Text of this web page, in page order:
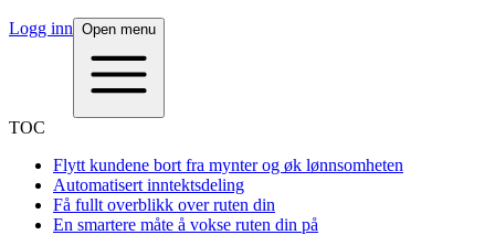
Logg inn Open menu
TOC
Flytt kundene bort fra mynter og øk lønnsomheten
Automatisert inntektsdeling
Få fullt overblikk over ruten din
En smartere måte å vokse ruten din på